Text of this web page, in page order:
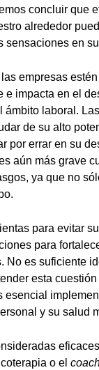
concluir que
alrededor
sensaciones en
empresas
e impacta en el
ámbito laboral.
de su alto
por errar en su
aún más grave
ya que no
para evitar
para
No es suficiente
esta
esencial
y su salud
o el